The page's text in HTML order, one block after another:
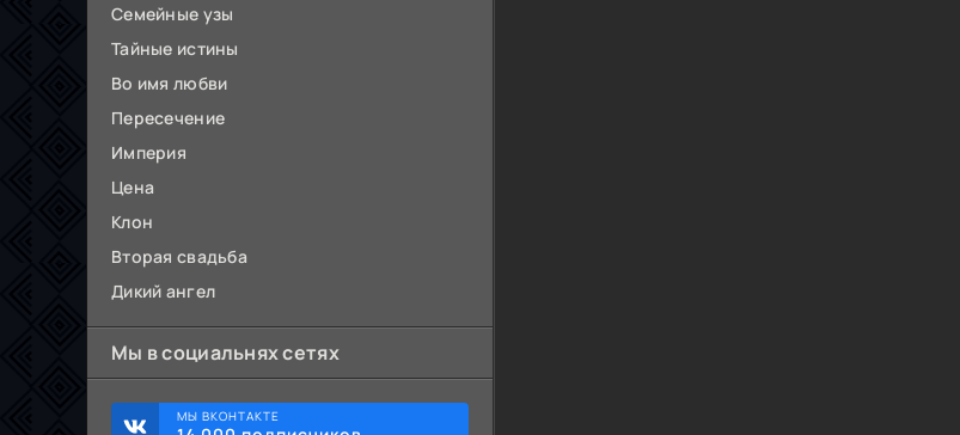
Семейные узы
Тайные истины
Во имя любви
Пересечение
Империя
Цена
Клон
Вторая свадьба
Дикий ангел
Мы в социальнях сетях
МЫ ВКОНТАКТЕ